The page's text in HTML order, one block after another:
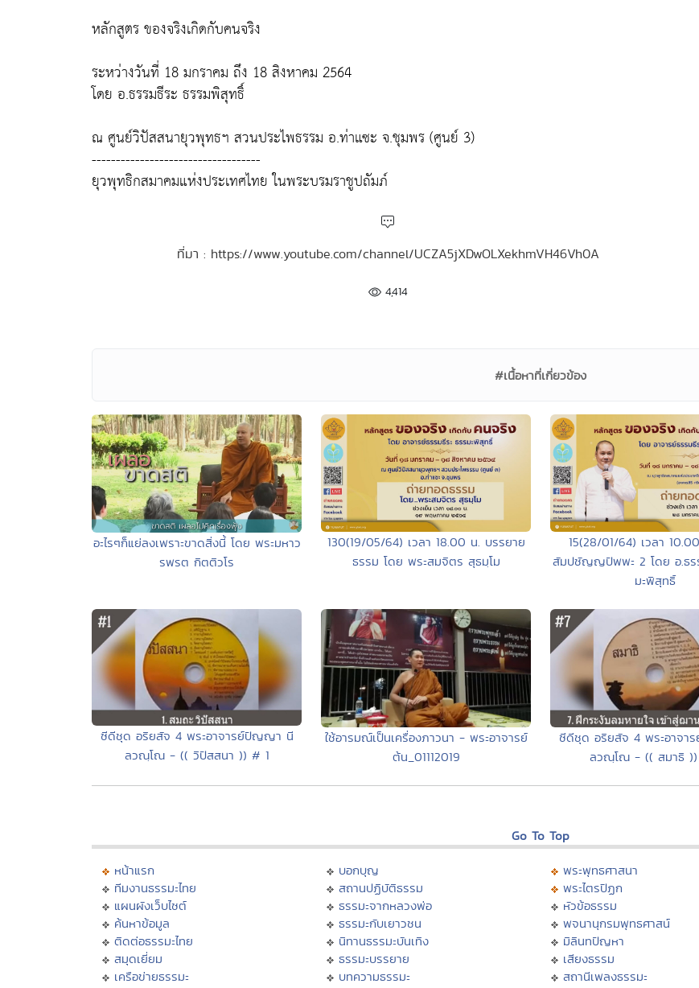
หลักสูตร ของจริงเกิดกับคนจริง
ระหว่างวันที่ 18 มกราคม ถึง 18 สิงหาคม 2564
โดย อ.ธรรมธีระ ธรรมพิสุทธิ์
ณ ศูนย์วิปัสสนายุวพุทธฯ สวนประไพธรรม อ.ท่าแซะ จ.ชุมพร (ศูนย์ 3)
-----------------------------------
ยุวพุทธิกสมาคมแห่งประเทศไทย ในพระบรมราชูปถัมภ์
ที่มา : https://www.youtube.com/channel/UCZA5jXDwOLXekhmVH46Vh0A
4,414
#เนื้อหาที่เกี่ยวข้อง
อะไรๆก็แย่ลงเพราะขาดสิ่งนี้ โดย พระมหาว
รพรต กิตติวโร
130(19/05/64) เวลา 18.00 น. บรรยาย
ธรรม โดย พระสมจิตร สุธมฺโม
15(28/01/64) เวลา
สัมปชัญญปัพพะ 2 โดย อ.ธร
มะพิสุทธิ์
ซีดีชุด อริยสัจ 4 พระอาจารย์ปัญญา นี
ลวณฺโณ - (( วิปัสสนา )) # 1
ใช้อารมณ์เป็นเครื่องภาวนา - พระอาจารย์
ต้น_01112019
ซีดีชุด อริยสัจ 4 พระอาจ
ลวณฺโณ - (( สมาธิ
Go To Top
หน้าแรก
ทีมงานธรรมะไทย
แผนผังเว็บไซต์
ค้นหาข้อมูล
ติดต่อธรรมะไทย
สมุดเยี่ยม
เครือข่ายธรรมะ
บอกบุญ
สถานปฏิบัติธรรม
ธรรมะจากหลวงพ่อ
ธรรมะกับเยาวชน
นิทานธรรมะบันเทิง
ธรรมะบรรยาย
บทความธรรมะ
พระพุทธศาสนา
พระไตรปิฏก
หัวข้อธรรม
พจนานุกรมพุทธศาสน์
มิลินทปัญหา
เสียงธรรม
สถานีเพลงธรรมะ